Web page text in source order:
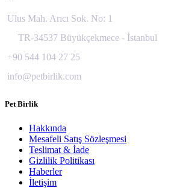
Ulus Mah. Arıcı Sok. No: 1
TR-34537 Büyükçekmece - İstanbul
+90 544 104 27 25
info@petbirlik.com
Pet Birlik
Hakkında
Mesafeli Satış Sözleşmesi
Teslimat & İade
Gizlilik Politikası
Haberler
İletişim